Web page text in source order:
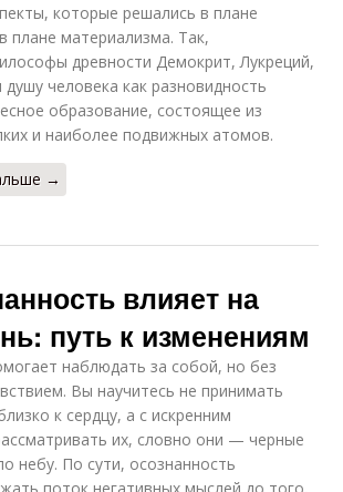
которые решались в плане
плане материализма. Так,
древности Демокрит, Лукреций,
человека как разновидность
образование, состоящее из
и наиболее подвижных атомов.
→
влияет на
путь к изменениям
наблюдать за собой, но без
Вы научитесь не принимать
к сердцу, а с искренним
их, словно они — черные
небу. По сути, осознанность
поток негативных мыслей до того,